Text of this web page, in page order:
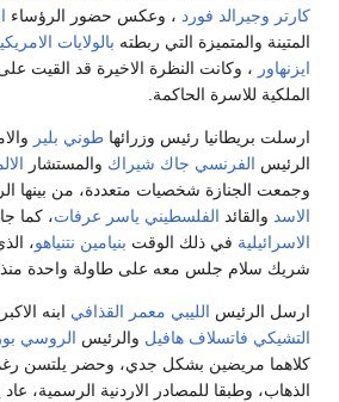
كارتر وجيرالد فورد ، وعكس حضور الرؤساء
المتينة والمتميزة التي ربطته بالولايات
ايزنهاور ، وكانت النظرة الاخيرة قد القيت
الملكية للاسرة الحاكمة.
ارسلت بريطانيا رئيس وزرائها طوني بلير
الرئيس الفرنسي جاك شيراك والمستشار
وجمعت الجنازة شخصيات متعددة، من بينها
الاسد والقائد الفلسطيني ياسر عرفات، كما
الاسرائيلية في ذلك الوقت بنيامين نتنياهو،
شريك سلام جلس معه على طاولة واحدة منذ
ارسل الرئيس الليبي معمر القذافي ابنه
التشيكي فاتسلاف هافيل والرئيس الروسي
كلاهما مريضين بشكل جدي، وحضر يلتسن رغم
الذهاب، وطبقا للمصادر الاردنية الرسمية،